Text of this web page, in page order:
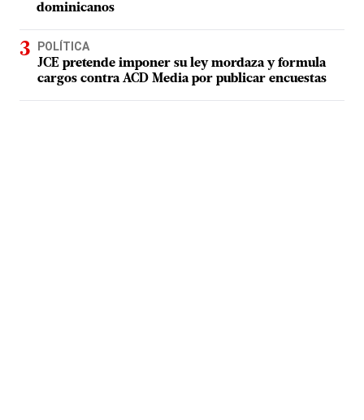
dominicanos
POLÍTICA
JCE pretende imponer su ley mordaza y formula
cargos contra ACD Media por publicar encuestas